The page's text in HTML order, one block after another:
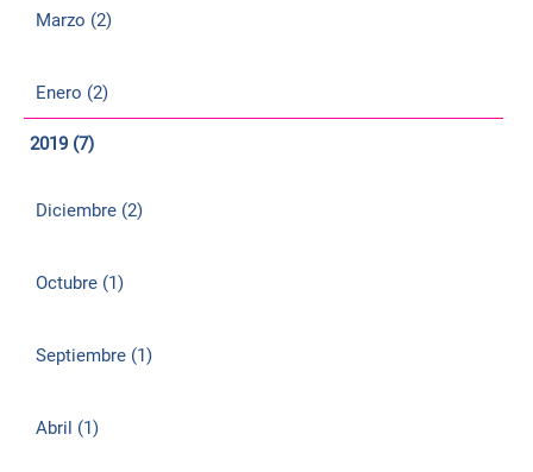
Marzo (2)
Enero (2)
2019 (7)
Diciembre (2)
Octubre (1)
Septiembre (1)
Abril (1)